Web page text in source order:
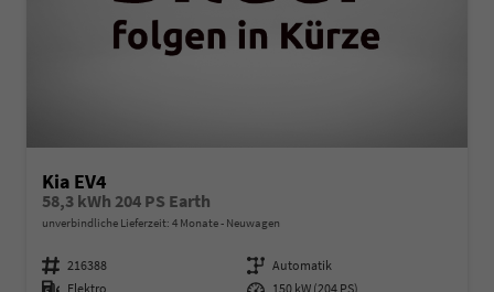
Kia EV4
58,3 kWh 204 PS Earth
unverbindliche Lieferzeit: 4 Monate Neuwagen
Fahrzeugnummer 216388 Getriebe Automatik
Kraftstoff Elektro Leistung 150 kW (204 PS)